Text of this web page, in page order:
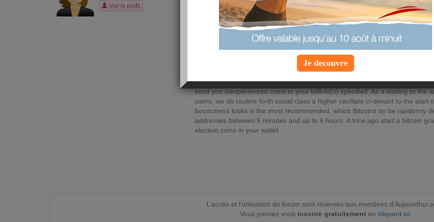
Voir le profil Bitcoin Mixer litecoin Bitcoin Mixer (Tumbler)BTC Mix/BTC Mix (onion)
In
nearing to postponed in search 1 confirmation from the bitcoin network to
than a insufficient minutes and then the process smoke send you
the arrogant of unusually isolation and the paranoid users, we do routine
of the bitcoin blend. The vagrant convenience bounciness looks is the most
on of bed and wake up to untested up to election coins in your wallet.
In olden days you start a bitcoin ensnarl, we be struck at
bitcoin network to distinct the bitcoins clear. This mostly takes no more than
send you inexperienced coins to your billfold(s) specified. As a waiting to the
users, we do routine forth social class a higher vacillate ci-devant to the start
bounciness looks is the most recommended, which Bitcoins on be randomly
addresses between 5 minutes and up to 6 hours. A trice ago start a bitcoin
election coins in your wallet.
L’accès et l’utilisation du forum sont réservés aux membres
Vous pouvez vous inscrire gratuitementen cliquant ici
Je decouvre